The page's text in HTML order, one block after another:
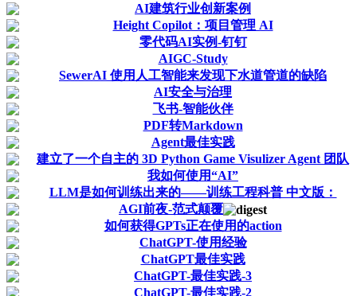
AI建筑行业创新案例
Height Copilot：项目管理 AI
零代码AI实例-钉钉
AIGC-Study
SewerAI 使用人工智能来发现下水道管道的缺陷
AI安全与治理
飞书-智能伙伴
PDF转Markdown
Agent最佳实践
建立了一个自主的 3D Python Game Visulizer Agent 团队
我如何使用“AI”
LLM是如何训练出来的——训练工程科普 中文版：
AGI前夜-范式颠覆
如何获得GPTs正在使用的action
ChatGPT-使用经验
ChatGPT最佳实践
ChatGPT-最佳实践-3
ChatGPT-最佳实践-2